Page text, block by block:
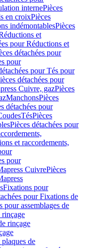
internePièces
en croixPièces
indémontablesPièces
et
pour Réductions et
détachées pour
pour
pour Tés pour
détachées pour
Cuivre, gazPièces
ManchonsPièces
détachées pour
TésPièces
Pièces détachées pour
et raccordements,
pour
CuivrePièces
Fixations pour
pour Fixations de
pour assemblages de
rinçage
rinçage
de